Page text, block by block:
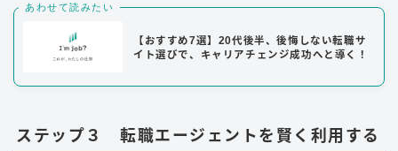
あわせて読みたい
【おすすめ7選】20代後半、後悔しない転職サ
イト選びで、キャリアチェンジ成功へと導く！
ステップ３ 転職エージェントを賢く利用する